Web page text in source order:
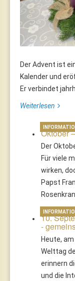
Der Advent ist
Kalender und
Er verbindet
Weiterlesen
Oktober
Der
Für viele
wirken,
Papst
10.
-
Heute,
Welttag
erinnern
und die